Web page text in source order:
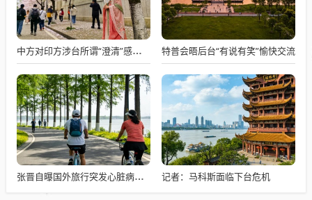
中方对印方涉台所谓“澄清”感到意外 特普会晤后台“有说有笑”愉快交流
张晋自曝国外旅行突发心脏病险丧命 记者：马科斯面临下台危机